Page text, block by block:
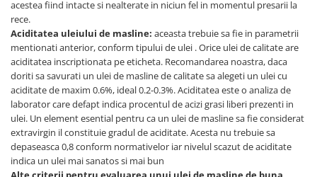
acestea fiind intacte si nealterate in niciun fel in momentul presarii la
rece.
Aciditatea uleiului de masline: aceasta trebuie sa fie in parametrii
mentionati anterior, conform tipului de ulei . Orice ulei de calitate are
aciditatea inscriptionata pe eticheta. Recomandarea noastra, daca
doriti sa savurati un ulei de masline de calitate sa alegeti un ulei cu
aciditate de maxim 0.6%, ideal 0.2-0.3%. Aciditatea este o analiza de
laborator care defapt indica procentul de acizi grasi liberi prezenti in
ulei. Un element esential pentru ca un ulei de masline sa fie considerat
extravirgin il constituie gradul de aciditate. Acesta nu trebuie sa
depaseasca 0,8 conform normativelor iar nivelul scazut de aciditate
indica un ulei mai sanatos si mai bun